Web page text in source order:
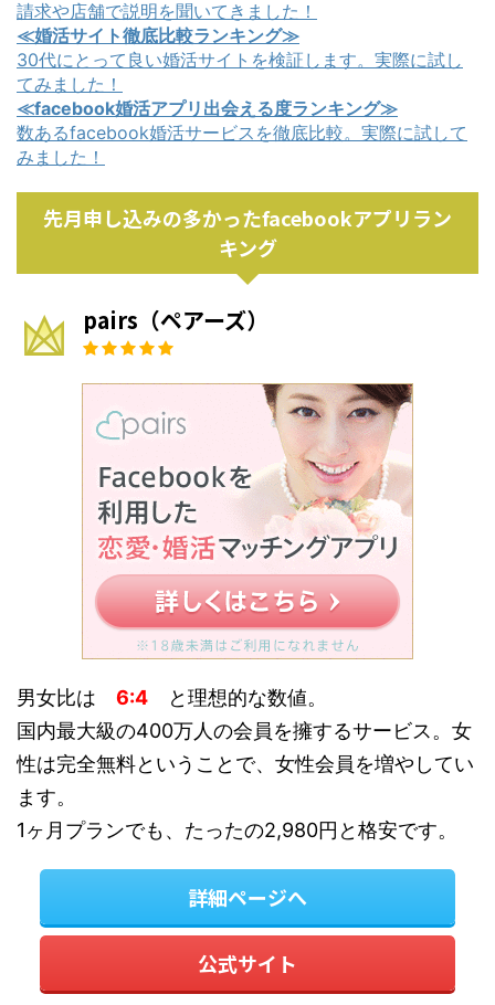
請求や店舗で説明を聞いてきました！
≪婚活サイト徹底比較ランキング≫
30代にとって良い婚活サイトを検証します。実際に試し
てみました！
≪facebook婚活アプリ出会える度ランキング≫
数あるfacebook婚活サービスを徹底比較。実際に試して
みました！
先月申し込みの多かったfacebookアプリラン
キング
pairs（ペアーズ）
男女比は 6:4 と理想的な数値。
国内最大級の400万人の会員を擁するサービス。女
性は完全無料ということで、女性会員を増やしてい
ます。
1ヶ月プランでも、たったの2,980円と格安です。
詳細ページへ
公式サイト